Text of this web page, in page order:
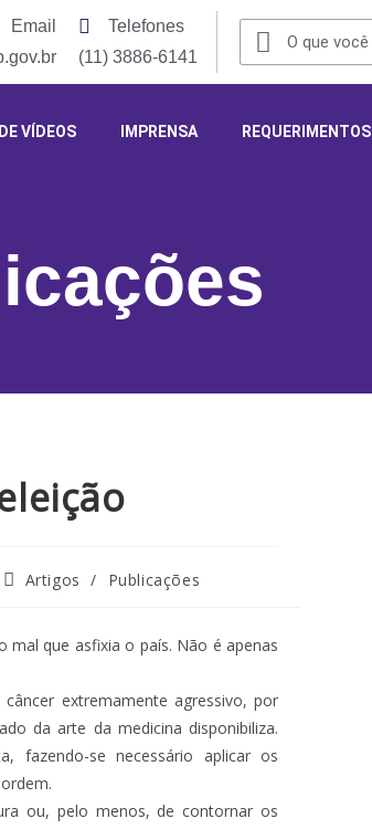
Email
Telefones
(11) 3886-6141
VÍDEOS IMPRENSA REQUERIMENTOS
Artigos / Publicações
que asfixia o país. Não é apenas
extremamente agressivo, por
da arte da medicina disponibiliza.
fazendo-se necessário aplicar os
ou, pelo menos, de contornar os